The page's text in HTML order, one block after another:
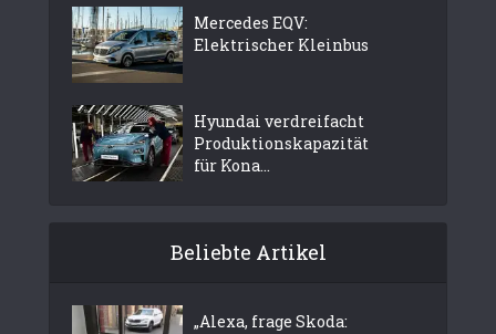
Mercedes EQV:
Elektrischer Kleinbus
Hyundai verdreifacht
Produktionskapazität
für Kona...
Beliebte Artikel
„Alexa, frage Skoda: